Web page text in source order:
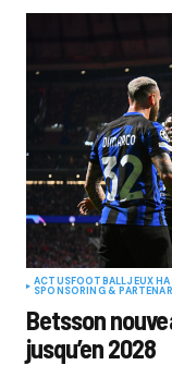
ACTUSFOOTBALLJEUX
SPONSORING &
Betsson
jusqu’en 2028